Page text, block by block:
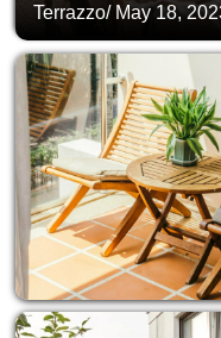
Terrazzo/ May 18,